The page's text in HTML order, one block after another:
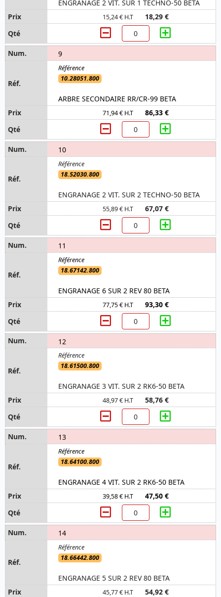
ENGRANAGE 2 VIT. SUR 1 TECHNO-50 BETA
15,24 € H.T 18,29 €
9
10.28051.800
ARBRE SECONDAIRE RR/CR-99 BETA
71,94 € H.T 86,33 €
10
18.52030.800
ENGRANAGE 2 VIT. SUR 2 TECHNO-50 BETA
55,89 € H.T 67,07 €
11
18.67142.800
ENGRANAGE 6 SUR 2 REV 80 BETA
77,75 € H.T 93,30 €
12
18.61500.800
ENGRANAGE 3 VIT. SUR 2 RK6-50 BETA
48,97 € H.T 58,76 €
13
18.64100.800
ENGRANAGE 4 VIT. SUR 2 RK6-50 BETA
39,58 € H.T 47,50 €
14
18.66442.800
ENGRANAGE 5 SUR 2 REV 80 BETA
45,77 € H.T 54,92 €